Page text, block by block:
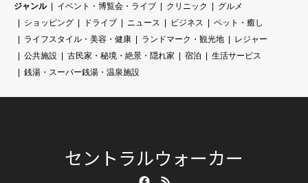
ジャンル イベント・博覧会・ライブ クリニック
グルメ
ショッピング
ドライブ ニュース ビジネス
ペット・癒し
ライフスタイル・美容・健康
ランドマーク・観光地
レジャー
公共施設
古民家・秘境・絶景・隠れ家 宿泊
生活サービス
銭湯・スーパー銭湯・温泉施設
セントラルウォーカー